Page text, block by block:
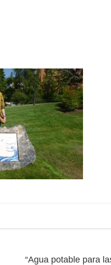
“Agua potable para